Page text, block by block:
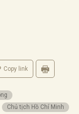
Copy link
Chủ tịch Hồ Chí Minh